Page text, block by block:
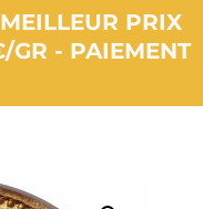
PRIX
GR - PAIEMENT